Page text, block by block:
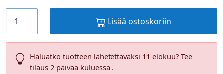
Lisää ostoskoriin
Haluatko tuotteen lähetettäväksi 11 elokuu? Tee
tilaus 2 päivää kuluessa .